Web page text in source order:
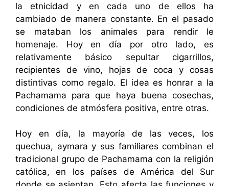
la etnicidad y en cada uno de ellos ha
cambiado de manera constante. En el pasado
se mataban los animales para rendir le
homenaje. Hoy en día por otro lado, es
relativamente básico sepultar cigarrillos,
recipientes de vino, hojas de coca y cosas
distintivas como regalo. El idea es honrar a la
Pachamama para que haya buena cosechas,
condiciones de atmósfera positiva, entre otras.
Hoy en día, la mayoría de las veces, los
quechua, aymara y sus familiares combinan el
tradicional grupo de Pachamama con la religión
católica, en los países de América del Sur